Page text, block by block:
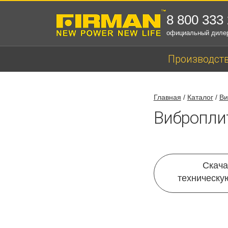
8 800 333
официальный
Главная / Каталог/